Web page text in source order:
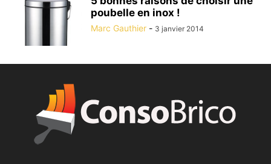
poubelle en inox !
Marc Gauthier - 3 janvier 2014